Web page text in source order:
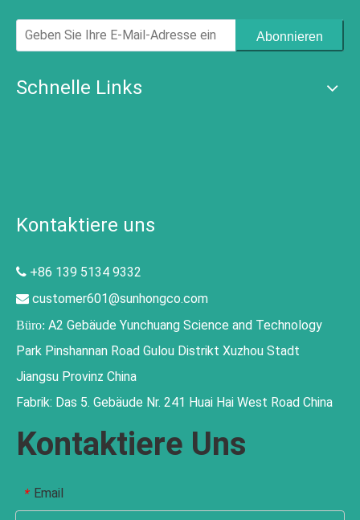
Abonnieren
Schnelle Links
Kontaktiere uns
 +86 139 5134 9332
 customer601@sunhongco.com
Büro: A2 Gebäude Yunchuang Science and Technology
Park Pinshannan Road Gulou Distrikt Xuzhou Stadt
Jiangsu Provinz China
Fabrik: Das 5. Gebäude Nr. 241 Huai Hai West Road China
Kontaktiere Uns
* Email